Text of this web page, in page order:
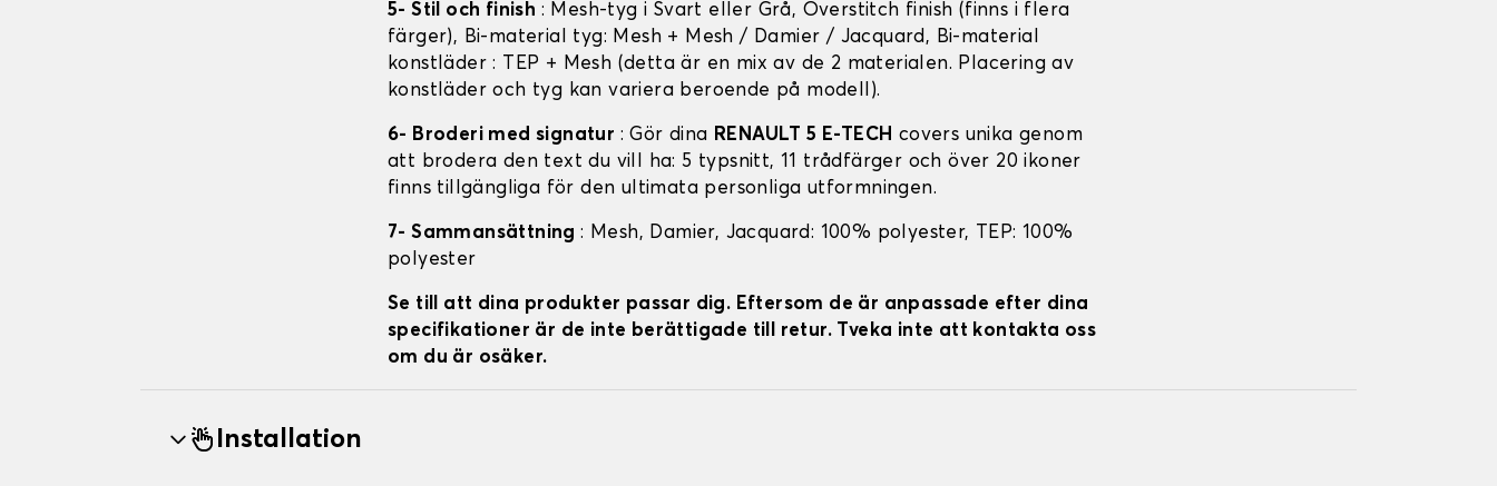
5- Stil och finish : Mesh-tyg i Svart eller Grå, Overstitch finish (finns i flera
färger), Bi-material tyg: Mesh + Mesh / Damier / Jacquard, Bi-material
konstläder : TEP + Mesh (detta är en mix av de 2 materialen. Placering av
konstläder och tyg kan variera beroende på modell).
6- Broderi med signatur : Gör dina RENAULT 5 E-TECH covers unika genom
att brodera den text du vill ha: 5 typsnitt, 11 trådfärger och över 20 ikoner
finns tillgängliga för den ultimata personliga utformningen.
7- Sammansättning: Mesh, Damier, Jacquard: 100% polyester, TEP: 100%
polyester
Se till att dina produkter passar dig. Eftersom de är anpassade efter dina
specifikationer är de inte berättigade till retur. Tveka inte att kontakta oss
om du är osäker.
Installation